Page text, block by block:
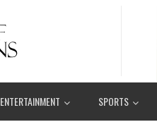
ENTERTAINMENT SPORTS